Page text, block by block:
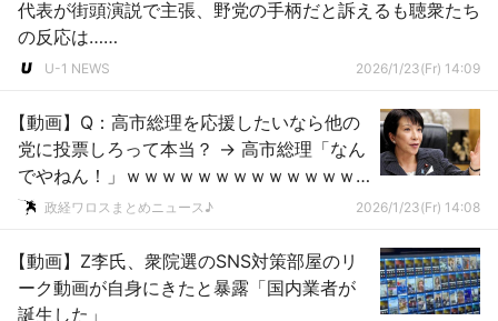
代表が街頭演説で主張、野党の手柄だと訴えるも聴衆たち
の反応は……
U-1 NEWS 2026/1/23(Fr) 14:09
【動画】Q：高市総理を応援したいなら他の
党に投票しろって本当？ → 高市総理「なん
でやねん！」ｗｗｗｗｗｗｗｗｗｗｗｗｗ
ｗｗｗｗｗｗｗｗ
政経ワロスまとめニュース♪ 2026/1/23(Fr) 14:08
【動画】Z李氏、衆院選のSNS対策部屋のリ
ーク動画が自身にきたと暴露「国内業者が
誕生した」